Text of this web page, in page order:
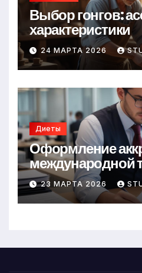
Выбор гонгов:
характеристики
24 МАРТА 2026
Диеты
Оформление
международной
23 МАРТА 2026